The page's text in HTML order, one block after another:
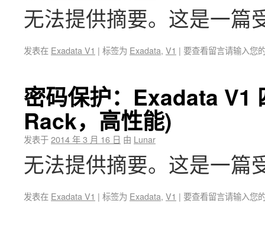
无法提供摘要。这是一篇
发表在 Exadata V1 | 标签为 Exadata, V1 | 要查看留言请输入您
密码保护：Exadata V1
Rack，高性能)
发表于2014 年 3 月 16 日 由 Lunar
无法提供摘要。这是一篇
发表在 Exadata V1 | 标签为 Exadata, V1 | 要查看留言请输入您